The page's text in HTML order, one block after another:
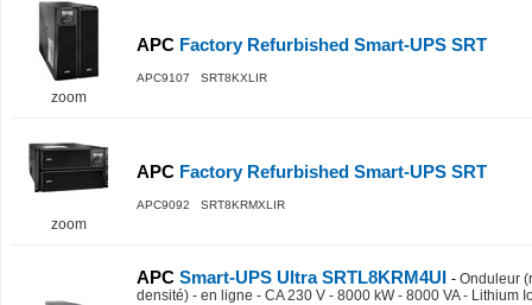
zoom
APC Factory Refurbished Smart-UPS SRT
APC9107 SRT8KXLIR
zoom
APC Factory Refurbished Smart-UPS SRT
APC9092 SRT8KRMXLIR
APC Smart-UPS Ultra SRTL8KRM4UI - Onduleur
densité) - en ligne - CA 230 V - 8000 kW - 8000 VA - Lithium